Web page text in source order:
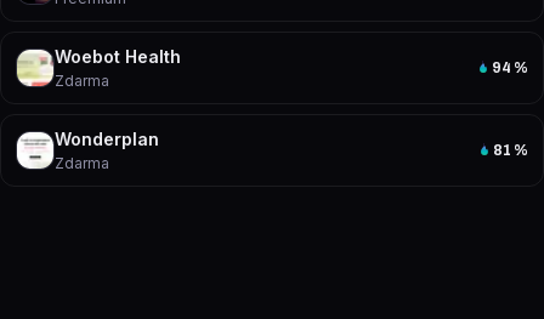
Woebot Health
Zdarma
94 %
Wonderplan
Zdarma
81 %